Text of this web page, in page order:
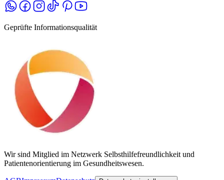
Geprüfte Informationsqualität
Wir sind Mitglied im Netzwerk Selbsthilfefreundlichkeit und
Patientenorientierung im Gesundheitswesen.